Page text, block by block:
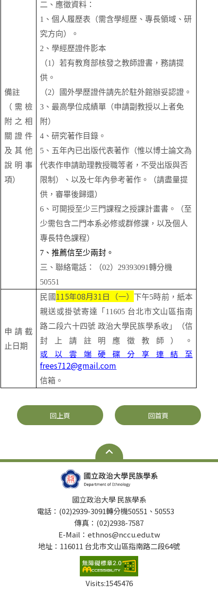
備註
（需檢
附之相
關證件
及其他
說明事
項）
二、應徵資料：
1 、個人履歷表（需含學經歷、專長領域、研
究方向）。
2 、學經歷證件影本
（1）若有教育部核發之教師證書，務請提
供。
（2）國外學歷證件請先於駐外館辦妥認證。
3 、最高學位成績單（申請副教授以上者免
附）
4 、研究著作目錄。
5 、五年內已出版代表著作（惟以博士論文為
代表作申請助理教授職等者，不受出版與否
限制）、以及七年內參考著作。（請盡量提
供，審畢後歸還）
6 、可開授至少三門課程之授課計畫書。（至
少需包含二門本系必修或群修課，以及個人
專長特色課程）
7 、推薦信至少兩封。
三、聯絡電話：（02）29393091轉分機
50551
申請截
止日期
民國 115年08月31日（一）
下午5時前，紙本
親送或掛號寄達「 11605 台北市文山區指南
路二段六十四號 政治大學民族學系收」（信
封上請註明應徵教師）。
或以雲端硬碟分享連結至
frees712@gmail.com
信箱。
回上頁 回首頁
國立政治大學 民族學系
電話：(02)2939-3091轉分機50551、50553
傳真：(02)2938-7587
E-Mail：ethnos@nccu.edu.tw
地址：116011 台北市文山區指南路二段64號
Visits:1545476